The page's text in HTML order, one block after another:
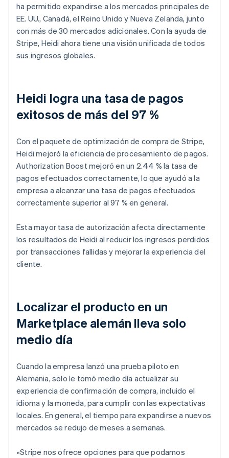
ha permitido expandirse a los mercados principales de
EE. UU., Canadá, el Reino Unido y Nueva Zelanda, junto
con más de 30 mercados adicionales. Con la ayuda de
Stripe, Heidi ahora tiene una visión unificada de todos
sus ingresos globales.
Heidi logra una tasa de pagos
exitosos de más del 97 %
Con el paquete de optimización de compra de Stripe,
Heidi mejoró la eficiencia de procesamiento de pagos.
Authorization Boost mejoró en un 2.44 % la tasa de
pagos efectuados correctamente, lo que ayudó a la
empresa a alcanzar una tasa de pagos efectuados
correctamente superior al 97 % en general.
Esta mayor tasa de autorización afecta directamente
los resultados de Heidi al reducir los ingresos perdidos
por transacciones fallidas y mejorar la experiencia del
cliente.
Localizar el producto en un
Marketplace alemán lleva solo
medio día
Cuando la empresa lanzó una prueba piloto en
Alemania, solo le tomó medio día actualizar su
experiencia de confirmación de compra, incluido el
idioma y la moneda, para cumplir con las expectativas
locales. En general, el tiempo para expandirse a nuevos
mercados se redujo de meses a semanas.
«Stripe nos ofrece opciones para que podamos